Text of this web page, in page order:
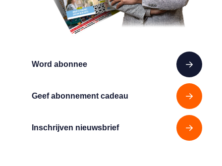
Word abonnee
Geef abonnement cadeau
Inschrijven nieuwsbrief